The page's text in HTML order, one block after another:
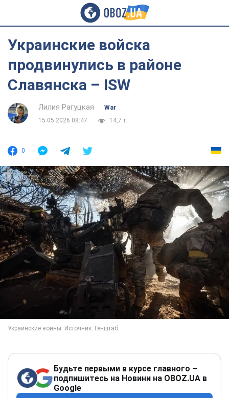
Украинские войска
продвинулись в районе
Славянска – ISW
Лилия Рагуцкая
War
15.05.2026 08:47
14,7 т.
0
Будьте первыми в курсе главного –
подпишитесь на Новини на OBOZ.UA в
Google